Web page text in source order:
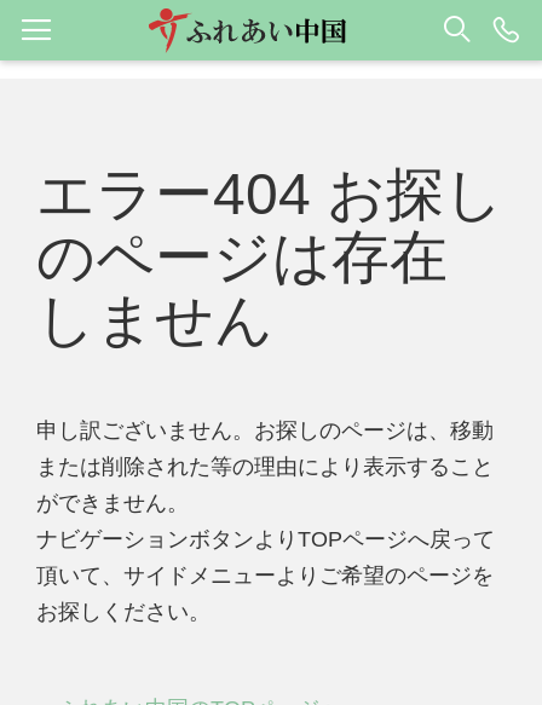
エラー404 お探し
のページは存在
しません
申し訳ございません。お探しのページは、移動
または削除された等の理由により表示すること
ができません。
ナビゲーションボタンよりTOPページへ戻って
頂いて、サイドメニューよりご希望のページを
お探しください。